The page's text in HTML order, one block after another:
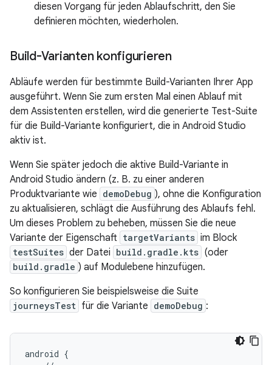
diesen Vorgang für jeden Ablaufschritt, den Sie
definieren möchten, wiederholen.
Build-Varianten konfigurieren
Abläufe werden für bestimmte Build-Varianten Ihrer App
ausgeführt. Wenn Sie zum ersten Mal einen Ablauf mit
dem Assistenten erstellen, wird die generierte Test-Suite
für die Build-Variante konfiguriert, die in Android Studio
aktiv ist.
Wenn Sie später jedoch die aktive Build-Variante in
Android Studio ändern (z. B. zu einer anderen
Produktvariante wie demoDebug ), ohne die Konfiguration
zu aktualisieren, schlägt die Ausführung des Ablaufs fehl.
Um dieses Problem zu beheben, müssen Sie die neue
Variante der Eigenschaft targetVariants im Block
testSuites der Datei build.gradle.kts (oder
build.gradle ) auf Modulebene hinzufügen.
So konfigurieren Sie beispielsweise die Suite
journeysTest für die Variante demoDebug :
android {